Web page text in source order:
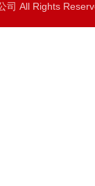
公司 All Rights